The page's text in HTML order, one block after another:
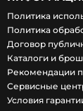
Политика
Политика
Договор
Каталоги и
Рекомендации
Сервисные
Условия